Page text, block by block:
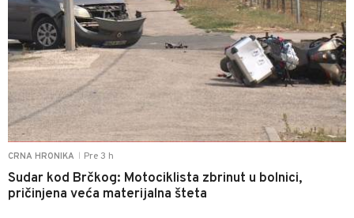
CRNA HRONIKA Pre 3 h
Sudar kod Brčkog: Motociklista zbrinut u bolnici,
pričinjena veća materijalna šteta